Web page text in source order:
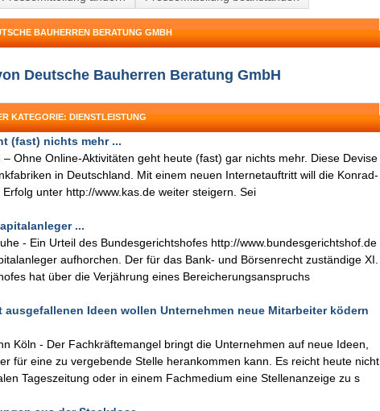
BAUHERREN BERATUNG GMBH
Deutsche Bauherren Beratung GmbH
KATEGORIE: DIENSTLEISTUNG
(fast) nichts mehr ...
Ohne Online-Aktivitäten geht heute (fast) gar nichts mehr. Diese Devise
in Deutschland. Mit einem neuen Internetauftritt will die Konrad-
unter http://www.kas.de weiter steigern. Sei
...
- Ein Urteil des Bundesgerichtshofes http://www.bundesgerichtshof.de
aufhorchen. Der für das Bank- und Börsenrecht zuständige XI.
hat über die Verjährung eines Bereicherungsanspruchs
Ideen wollen Unternehmen neue Mitarbeiter ködern
Köln - Der Fachkräftemangel bringt die Unternehmen auf neue Ideen,
für eine zu vergebende Stelle herankommen kann. Es reicht heute nicht
Tageszeitung oder in einem Fachmedium eine Stellenanzeige zu s